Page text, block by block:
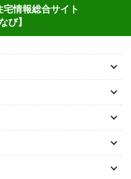
情報総合サイト
び】